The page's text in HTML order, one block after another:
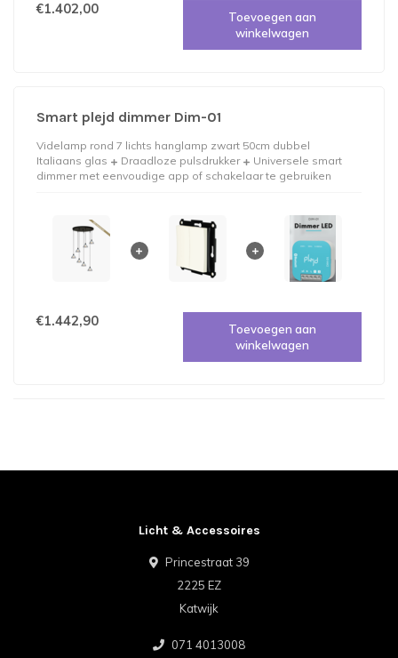
€1.402,00
Toevoegen aan
winkelwagen
Smart plejd dimmer Dim-01
Videlamp rond 7 lichts hanglamp zwart 50cm dubbel
Italiaans glas
Draadloze pulsdrukker
Universele smart
dimmer met eenvoudige app of schakelaar te gebruiken
€1.442,90
Toevoegen aan
winkelwagen
Licht & Accessoires
Princestraat 39
2225 EZ
Katwijk
071 4013008